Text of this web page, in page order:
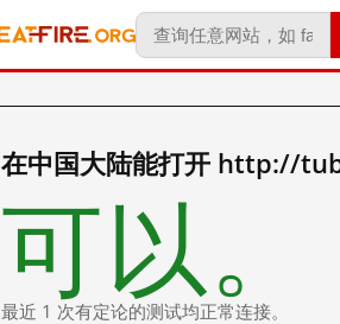
在中国大陆能打开 http://
可以。
最近 1 次有定论的测试均正常连接。